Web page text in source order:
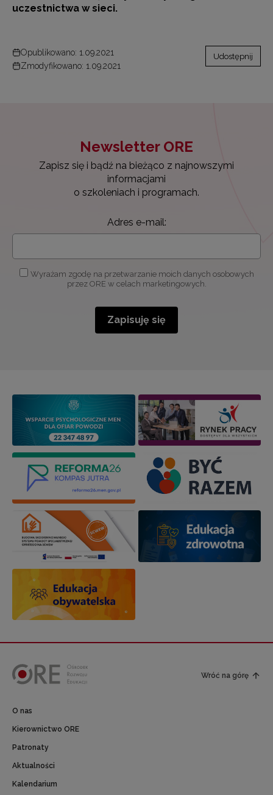
uczestnictwa w sieci.
Opublikowano: 1.09.2021
Zmodyfikowano: 1.09.2021
Udostępnij
Newsletter ORE
Zapisz się i bądź na bieżąco z najnowszymi
informacjami
o szkoleniach i programach.
Adres e-mail:
Wyrażam zgodę na przetwarzanie moich danych osobowych
przez ORE w celach marketingowych.
Zapisuję się
Wróć na górę
O nas
Kierownictwo ORE
Patronaty
Aktualności
Kalendarium